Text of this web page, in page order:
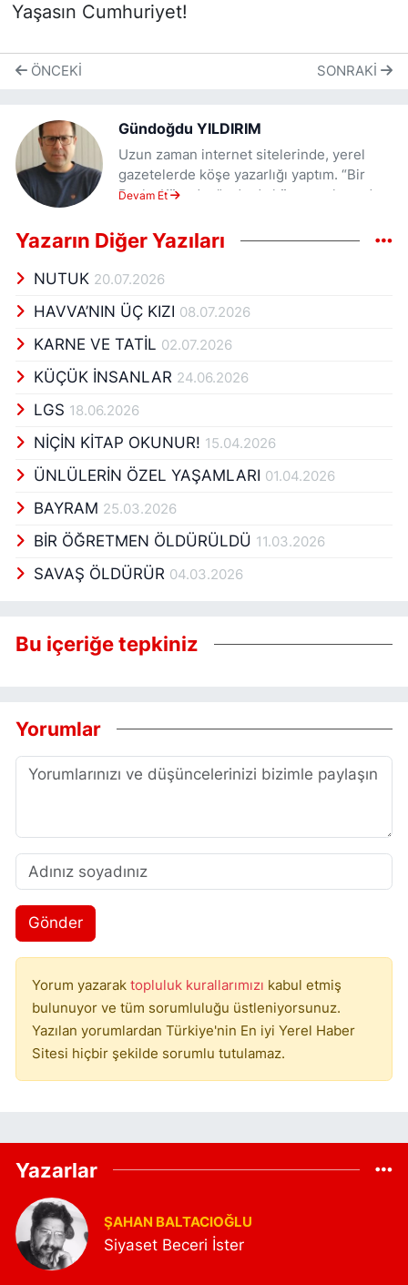
Yaşasın Cumhuriyet!
ÖNCEKI SONRAKI
Gündoğdu YILDIRIM
Uzun zaman internet sitelerinde, yerel
gazetelerde köşe yazarlığı yaptım. “Bir
Başka Köşeden” adında köşe yazılarımdan
güncel konular üzerine yazıyorum.
Devam Et
Yazarın Diğer Yazıları
NUTUK 20.07.2026
HAVVA’NIN ÜÇ KIZI 08.07.2026
KARNE VE TATİL 02.07.2026
KÜÇÜK İNSANLAR 24.06.2026
LGS 18.06.2026
NİÇİN KİTAP OKUNUR! 15.04.2026
ÜNLÜLERİN ÖZEL YAŞAMLARI 01.04.2026
BAYRAM 25.03.2026
BİR ÖĞRETMEN ÖLDÜRÜLDÜ 11.03.2026
SAVAŞ ÖLDÜRÜR 04.03.2026
Bu içeriğe tepkiniz
Yorumlar
Gönder
Yorum yazarak topluluk kurallarımızı kabul etmiş
bulunuyor ve tüm sorumluluğu üstleniyorsunuz.
Yazılan yorumlardan Türkiye'nin En iyi Yerel Haber
Sitesi hiçbir şekilde sorumlu tutulamaz.
Yazarlar
ŞAHAN BALTACIOĞLU
Siyaset Beceri İster